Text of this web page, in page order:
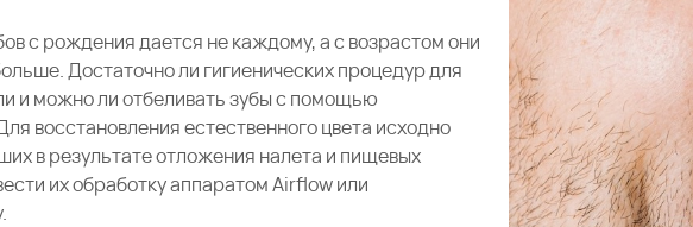
с рождения дается не каждому, а с возрастом они
Достаточно ли гигиенических процедур для
и можно ли отбеливать зубы с помощью
восстановления естественного цвета исходно
в результате отложения налета и пищевых
их обработкуаппаратом Airflowили